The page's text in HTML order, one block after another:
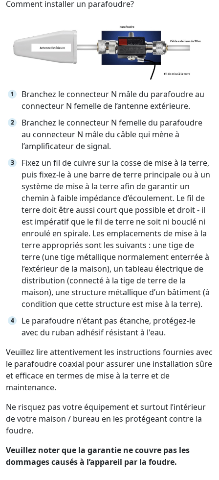
Comment installer un parafoudre?
Branchez le connecteur N mâle du parafoudre au
connecteur N femelle de l’antenne extérieure.
Branchez le connecteur N femelle du parafoudre
au connecteur N mâle du câble qui mène à
l’amplificateur de signal.
Fixez un fil de cuivre sur la cosse de mise à la terre,
puis fixez-le à une barre de terre principale ou à un
système de mise à la terre afin de garantir un
chemin à faible impédance d’écoulement. Le fil de
terre doit être aussi court que possible et droit - il
est impératif que le fil de terre ne soit ni bouclé ni
enroulé en spirale. Les emplacements de mise à la
terre appropriés sont les suivants : une tige de
terre (une tige métallique normalement enterrée à
l’extérieur de la maison), un tableau électrique de
distribution (connecté à la tige de terre de la
maison), une structure métallique d’un bâtiment (à
condition que cette structure est mise à la terre).
Le parafoudre n'étant pas étanche, protégez-le
avec du ruban adhésif résistant à l'eau.
Veuillez lire attentivement les instructions fournies avec
le parafoudre coaxial pour assurer une installation sûre
et efficace en termes de mise à la terre et de
maintenance.
Ne risquez pas votre équipement et surtout l’intérieur
de votre maison / bureau en les protégeant contre la
foudre.
Veuillez noter que la garantie ne couvre pas les
dommages causés à l’appareil par la foudre.